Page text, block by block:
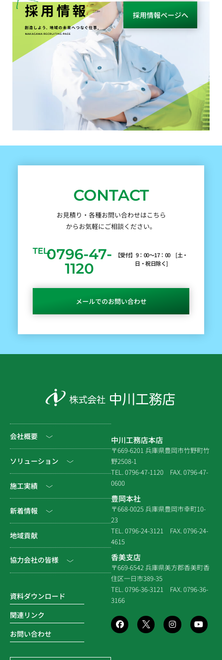
採用情報 採用情報ページへ
CONTACT
お見積り・各種お問い合わせはこちら
からお気軽にご相談ください。
TEL.0796-47-
1120
【受付】9：00～17：00 [土・
日・祝日除く]
メールでのお問い合わせ
会社概要
社長挨拶
会社沿革
拠点一覧
企業倫理規定
品質方針
環境方針
SDGsの取組み
ソリューション
公共工事
住宅関連
システム建築
各種連携
災害時対応等
施工実績
土木
建築（民間）
新着情報
NEWS & EVENT
メディア掲載
地域貢献
協力会社の皆様
資料ダウンロード
関連リンク
お問い合わせ
中川工務店本店
〒669-6201 兵庫県豊岡市竹野町竹
野2508-1
TEL. 0796-47-1120 FAX. 0796-47-
0600
豊岡本社
〒668-0025 兵庫県豊岡市幸町10-
23
TEL. 0796-24-3121 FAX. 0796-24-
4615
香美支店
〒669-6542 兵庫県美方郡香美町香
住区一日市389-35
TEL. 0796-36-3121 FAX. 0796-36-
3166